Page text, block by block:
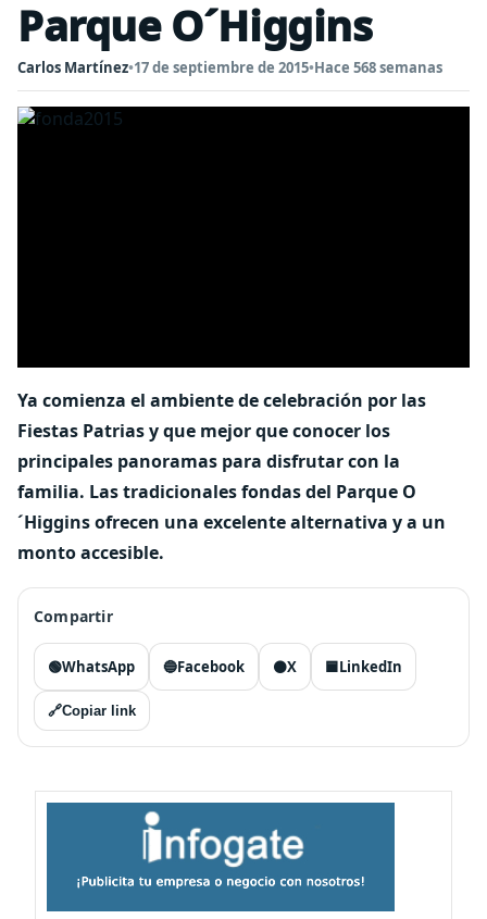
Parque O´Higgins
Carlos Martínez•17 de septiembre de 2015•Hace 568 semanas
Ya comienza el ambiente de celebración por las
Fiestas Patrias y que mejor que conocer los
principales panoramas para disfrutar con la
familia. Las tradicionales fondas del Parque O
´Higgins ofrecen una excelente alternativa y a un
monto accesible.
Compartir
🟢WhatsApp 🔵Facebook ⚫X 🟦LinkedIn
🔗Copiar link